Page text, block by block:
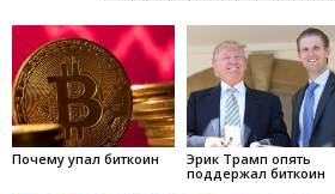
Почему упал биткоин
Эрик Трамп опять
поддержал биткоин